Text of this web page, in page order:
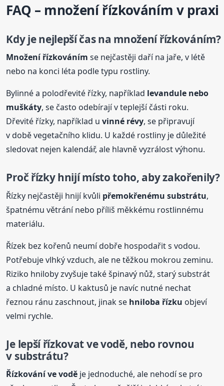
FAQ – množení řízkováním v praxi
Kdy je nejlepší čas na množení řízkováním?
Množenířízkováním se nejčastěji daří na jaře, v létě
nebo na konci léta podle typu rostliny.
Bylinné a polodřevité řízky, například levandule nebo
muškáty, se často odebírají v teplejší části roku.
Dřevité řízky, například uvinné révy, se připravují
v době vegetačního klidu. U každé rostliny je důležité
sledovat nejen kalendář, ale hlavně vyzrálost výhonu.
Proč řízky hnijí místo toho, aby zakořenily?
Řízky nejčastěji hnijí kvůli přemokřenému substrátu,
špatnému větrání nebo příliš měkkému rostlinnému
materiálu.
Řízek bez kořenů neumí dobře hospodařit s vodou.
Potřebuje vlhký vzduch, ale ne těžkou mokrou zeminu.
Riziko hniloby zvyšuje také špinavý nůž, starý substrát
a chladné místo. U kaktusů je navíc nutné nechat
řeznou ránu zaschnout, jinak se hniloba řízku objeví
velmi rychle.
Je lepší řízkovat ve vodě, nebo rovnou
v substrátu?
Řízkování ve vodě je jednoduché, ale nehodí se pro